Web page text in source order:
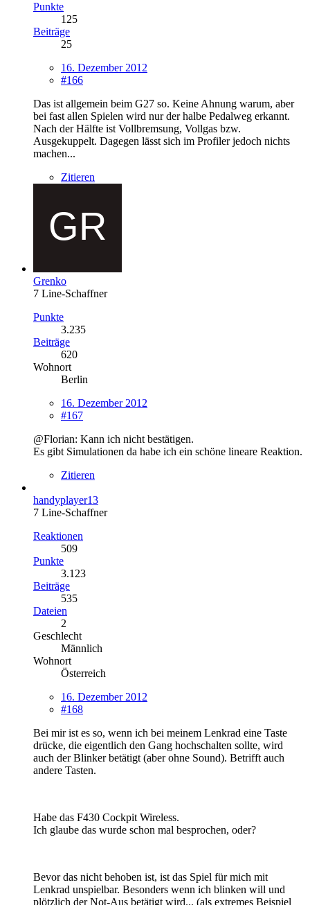
Punkte
125
Beiträge
25
16. Dezember 2012
#166
Das ist allgemein beim G27 so. Keine Ahnung warum, aber
bei fast allen Spielen wird nur der halbe Pedalweg erkannt.
Nach der Hälfte ist Vollbremsung, Vollgas bzw.
Ausgekuppelt. Dagegen lässt sich im Profiler jedoch nichts
machen...
Zitieren
Grenko
7 Line-Schaffner
Punkte
3.235
Beiträge
620
Wohnort
Berlin
16. Dezember 2012
#167
@Florian: Kann ich nicht bestätigen.
Es gibt Simulationen da habe ich ein schöne lineare Reaktion.
Zitieren
handyplayer13
7 Line-Schaffner
Reaktionen
509
Punkte
3.123
Beiträge
535
Dateien
2
Geschlecht
Männlich
Wohnort
Österreich
16. Dezember 2012
#168
Bei mir ist es so, wenn ich bei meinem Lenkrad eine Taste
drücke, die eigentlich den Gang hochschalten sollte, wird
auch der Blinker betätigt (aber ohne Sound). Betrifft auch
andere Tasten.
Habe das F430 Cockpit Wireless.
Ich glaube das wurde schon mal besprochen, oder?
Bevor das nicht behoben ist, ist das Spiel für mich mit
Lenkrad unspielbar. Besonders wenn ich blinken will und
plötzlich der Not-Aus betätigt wird... (als extremes Beispiel